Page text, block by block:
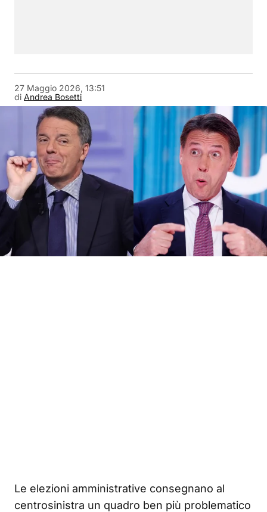
di Andrea Bosetti
27 Maggio 2026, 13:51
Le elezioni amministrative consegnano al
centrosinistra un quadro ben più problematico